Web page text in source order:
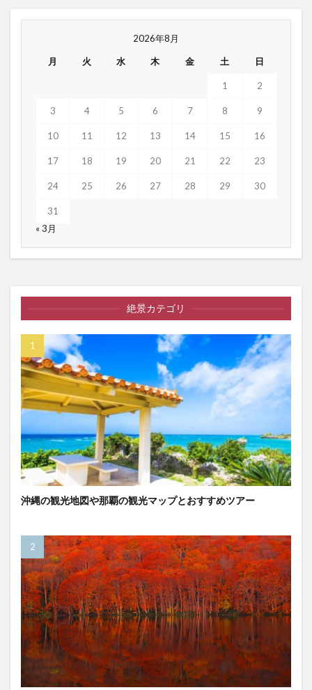
2026年8月
月 火 水 木 金 土 日
1 2
3 4 5 6 7 8 9
10 11 12 13 14 15 16
17 18 19 20 21 22 23
24 25 26 27 28 29 30
31
« 3月
絶景カテゴリ
沖縄の観光地図や那覇の観光マップとおすすめツアー